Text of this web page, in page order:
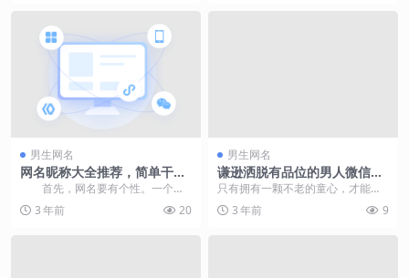
男生网名
网名昵称大全推荐，简单干净
有内涵，高端搞笑有个性
首先，网名要有个性。一个好
听的网名必须要有独特的个性，能
够让人一眼就能记住。...
3 年前 20
男生网名
谦逊洒脱有品位的男人微信名
字气势雄伟
只有拥有一颗不老的童心，才能在
这喧嚣的红尘觅得一方净土，用来
安放灵魂。今天小编要...
3 年前 9